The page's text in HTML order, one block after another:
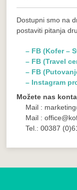
Dostupni smo na
postaviti pitanja
– FB (Kofer –
– FB (Travel
– FB
– Instagram
Možete nas
Mail :
Mail :
Tel.: 00387